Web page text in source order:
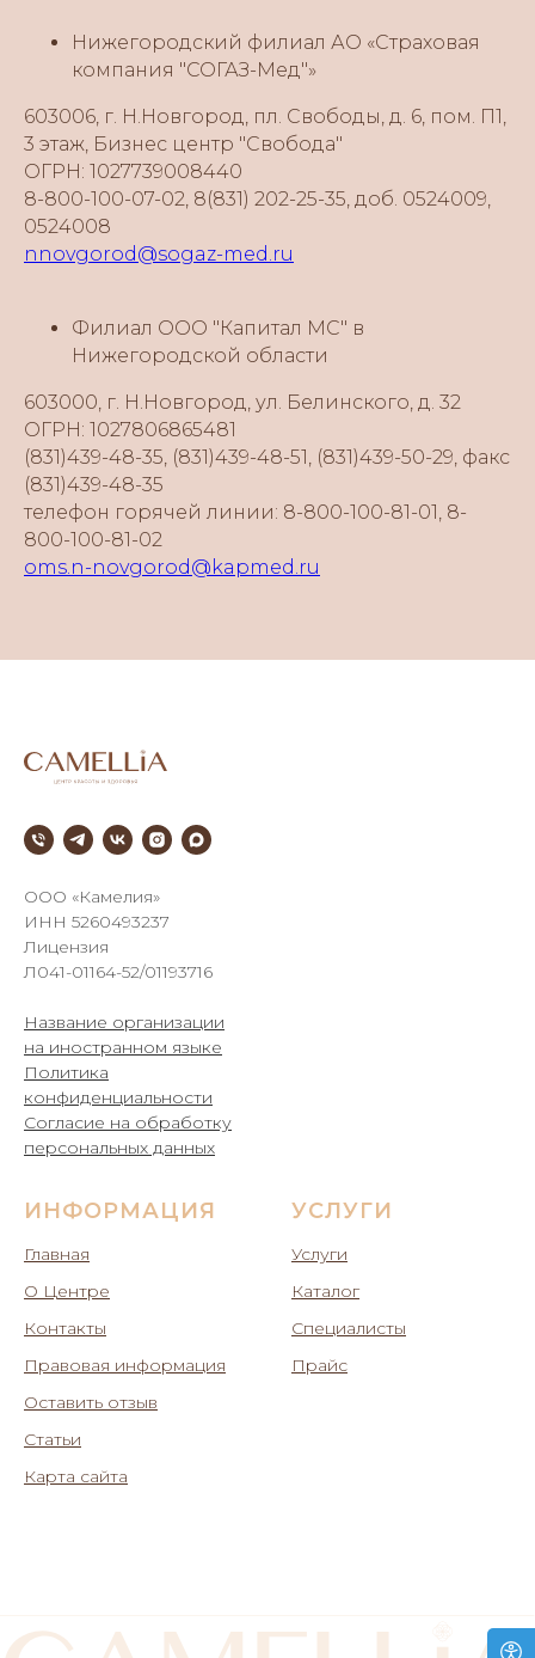
Нижегородский филиал АО «Страховая
компания "СОГАЗ-Мед"»
603006, г. Н.Новгород, пл. Свободы, д. 6, пом. П1,
3 этаж, Бизнес центр "Свобода"
ОГРН: 1027739008440
8-800-100-07-02, 8(831) 202-25-35, доб. 0524009,
0524008
nnovgorod@sogaz-med.ru
Филиал ООО "Капитал МС" в
Нижегородской области
603000, г. Н.Новгород, ул. Белинского, д. 32
ОГРН: 1027806865481
(831)439-48-35, (831)439-48-51, (831)439-50-29, факс
(831)439-48-35
телефон горячей линии: 8-800-100-81-01, 8-
800-100-81-02
oms.n-novgorod@kapmed.ru
ООО «Камелия»
ИНН 5260493237
Лицензия
Л041-01164-52/01193716
Название организации
на иностранном языке
Политика
конфиденциальности
Согласие на обработку
персональных данных
ИНФОРМАЦИЯ
Главная
О Центре
Контакты
Правовая информация
Оставить отзыв
Статьи
Карта сайта
УСЛУГИ
Услуги
Каталог
Специалисты
Прайс